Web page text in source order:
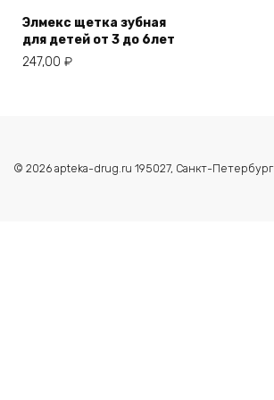
Элмекс щетка зубная
для детей от 3 до 6лет
247,00 ₽
© 2026 apteka-drug.ru 195027, Санкт-Петербург